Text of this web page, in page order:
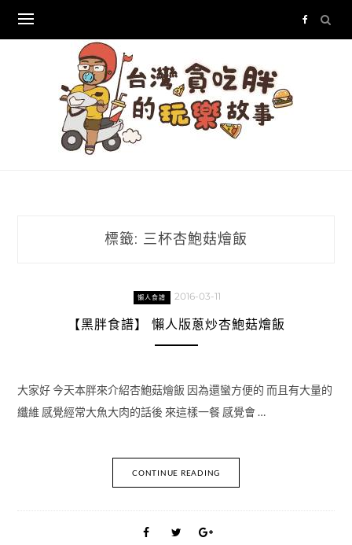
content
標籤: 三杯杏鮑菇燴飯
懶人食譜 2016-03-11
【黑胖食譜】 懶人版蔥炒杏鮑菇燴飯
大家好 今天本胖來介紹杏鮑菇燴飯 因為還蠻方便的 而且有大量的
纖維 感覺經常大魚大肉的話後 來這樣一餐 感覺會 …
CONTINUE READING